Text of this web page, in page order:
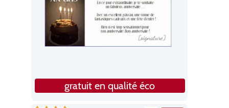
gratuit en qualité éco